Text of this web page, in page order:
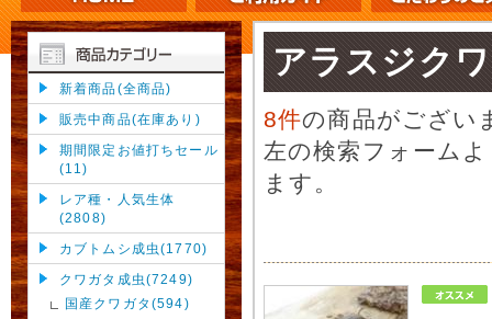
新着商品(全商品)
販売中商品(在庫あり)
期間限定お値打ちセール
(11)
レア種・人気生体
(2808)
カブトムシ成虫(1770)
クワガタ成虫(7249)
国産クワガタ(594)
アラスジク
8件の商品がござい
左の検索フォーム
ます。